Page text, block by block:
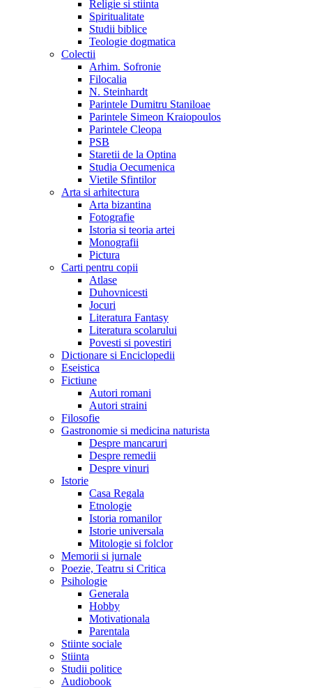
Religie si stiinta
Spiritualitate
Studii biblice
Teologie dogmatica
Colectii
Arhim. Sofronie
Filocalia
N. Steinhardt
Parintele Dumitru Staniloae
Parintele Simeon Kraiopoulos
Parintele Cleopa
PSB
Staretii de la Optina
Studia Oecumenica
Vietile Sfintilor
Arta si arhitectura
Arta bizantina
Fotografie
Istoria si teoria artei
Monografii
Pictura
Carti pentru copii
Atlase
Duhovnicesti
Jocuri
Literatura Fantasy
Literatura scolarului
Povesti si povestiri
Dictionare si Enciclopedii
Eseistica
Fictiune
Autori romani
Autori straini
Filosofie
Gastronomie si medicina naturista
Despre mancaruri
Despre remedii
Despre vinuri
Istorie
Casa Regala
Etnologie
Istoria romanilor
Istorie universala
Mitologie si folclor
Memorii si jurnale
Poezie, Teatru si Critica
Psihologie
Generala
Hobby
Motivationala
Parentala
Stiinte sociale
Stiinta
Studii politice
Audiobook